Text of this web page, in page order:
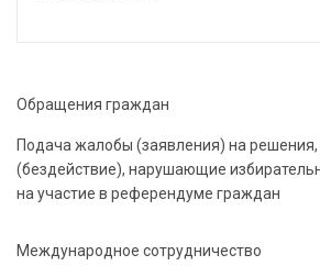
Обращения граждан
Подача жалобы (заявления) на решения,
(бездействие), нарушающие
на участие в референдуме граждан
Международное сотрудничество